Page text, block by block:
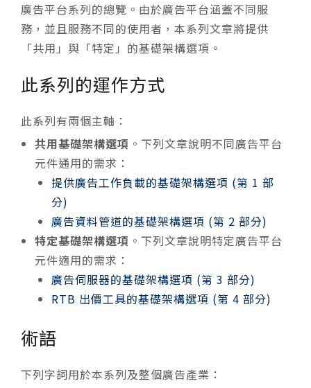
廣告平台系列的總覽。由於廣告平台涵蓋不同服
務，並且服務不同的使用者，本系列文章將提供
「共用」與「特定」的基礎架構選項。
此系列的運作方式
此系列有兩個主軸：
共用基礎架構選項 。下列文章說明不同廣告平台
元件通用的需求：
提供廣告工作負載的基礎架構選項 (第 1 部
分)
廣告資料管道的基礎架構選項 (第 2 部分)
特定基礎架構選項 。下列文章說明特定廣告平台
元件適用的需求：
廣告伺服器的基礎架構選項 (第 3 部分)
RTB 出價工具的基礎架構選項 (第 4 部分)
術語
下列字詞用於本系列及整個廣告產業：